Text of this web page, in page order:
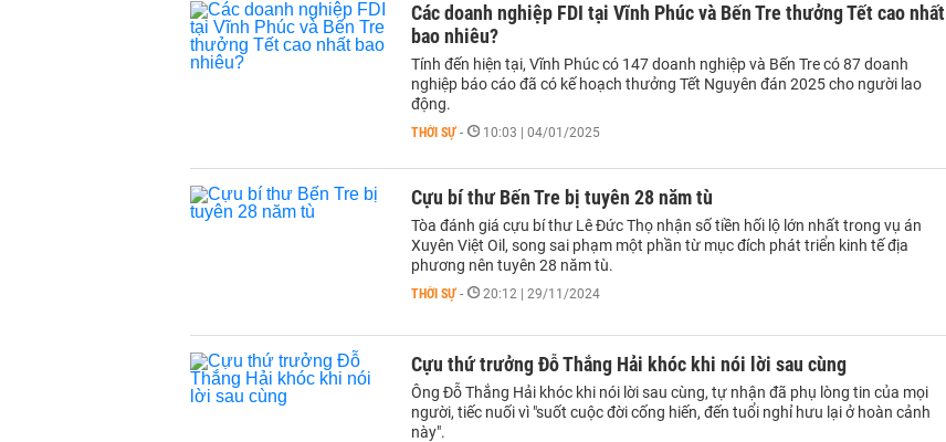
Các doanh nghiệp FDI tại Vĩnh Phúc và Bến Tre thưởng Tết cao nhất
bao nhiêu?
Tính đến hiện tại, Vĩnh Phúc có 147 doanh nghiệp và Bến Tre có 87 doanh
nghiệp báo cáo đã có kế hoạch thưởng Tết Nguyên đán 2025 cho người lao
động.
THỜI SỰ - 10:03 | 04/01/2025
Cựu bí thư Bến Tre bị tuyên 28 năm tù
Tòa đánh giá cựu bí thư Lê Đức Thọ nhận số tiền hối lộ lớn nhất trong vụ án
Xuyên Việt Oil, song sai phạm một phần từ mục đích phát triển kinh tế địa
phương nên tuyên 28 năm tù.
THỜI SỰ - 20:12 | 29/11/2024
Cựu thứ trưởng Đỗ Thắng Hải khóc khi nói lời sau cùng
Ông Đỗ Thắng Hải khóc khi nói lời sau cùng, tự nhận đã phụ lòng tin của mọi
người, tiếc nuối vì "suốt cuộc đời cống hiến, đến tuổi nghỉ hưu lại ở hoàn cảnh
này".